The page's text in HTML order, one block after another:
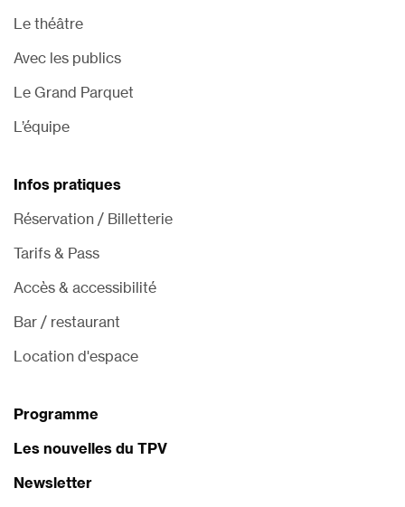
Le théâtre
Avec les publics
Le Grand Parquet
L’équipe
Infos pratiques
Réservation / Billetterie
Tarifs & Pass
Accès & accessibilité
Bar / restaurant
Location d'espace
Programme
Les nouvelles du TPV
Newsletter